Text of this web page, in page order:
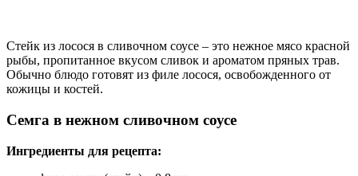
Стейк из лосося в сливочном соусе – это нежное мясо красной
рыбы, пропитанное вкусом сливок и ароматом пряных трав.
Обычно блюдо готовят из филе лосося, освобожденного от
кожицы и костей.
Семга в нежном сливочном соусе
Ингредиенты для рецепта: